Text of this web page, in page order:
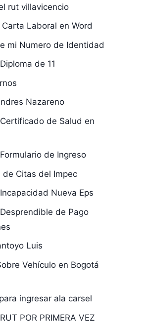
rut villavicencio
Laboral en Word
mi Numero de Identidad
de 11
Nazareno
de Salud en
de Ingreso
de Citas del Impec
Nueva Eps
de Pago
Luis
Vehículo en Bogotá
ingresar ala carsel
POR PRIMERA VEZ